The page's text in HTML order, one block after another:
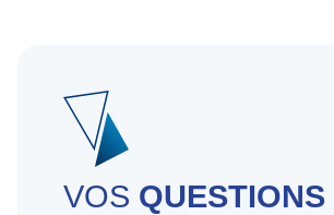
VOS QUESTIONS